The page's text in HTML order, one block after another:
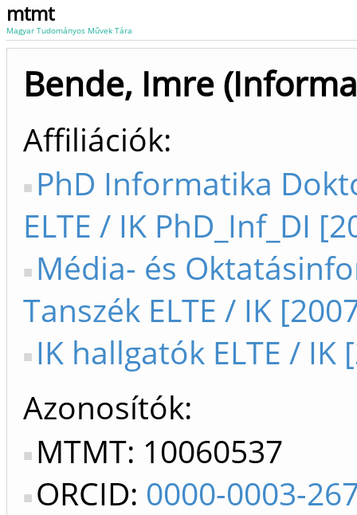
mtmt
Magyar Tudományos Művek Tára
Bende, Imre
Affiliációk
PhD Informatika
ELTE / IK PhD_Inf_DI
Média- és
Tanszék ELTE / IK
IK hallgatók ELTE / IK
Azonosítók
MTMT: 10060537
ORCID: 0000-0003-